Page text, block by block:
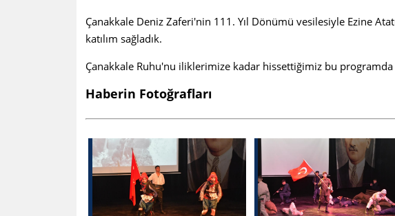
Çanakkale Deniz Zaferi'nin 111. Yıl Dönümü vesilesiyle Ezine
katılım sağladık.
Çanakkale Ruhu'nu iliklerimize kadar hissettiğimiz bu
Haberin Fotoğrafları